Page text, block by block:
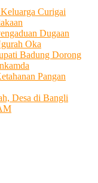
Curigai
Dugaan
Oka
Badung Dorong
Pangan
Desa di Bangli